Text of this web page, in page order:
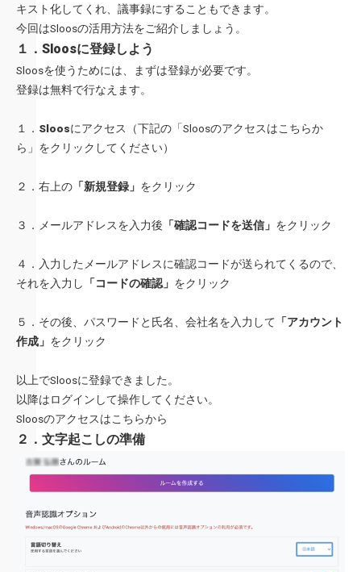
キスト化してくれ、議事録にすることもできます。
今回はSloosの活用方法をご紹介しましょう。
１．Sloosに登録しよう
Sloosを使うためには、まずは登録が必要です。
登録は無料で行なえます。
１． Sloosにアクセス（下記の「Sloosのアクセスはこちらか
ら」をクリックしてください）
２．右上の 「新規登録」 をクリック
３．メールアドレスを入力後 「確認コードを送信」 をクリック
４．入力したメールアドレスに確認コードが送られてくるので、
それを入力し
「コードの確認」 をクリック
５．その後、パスワードと氏名、会社名を入力して 「アカウント
作成」 をクリック
以上でSloosに登録できました。
以降はログインして操作してください。
Sloosのアクセスはこちらから
２．文字起こしの準備